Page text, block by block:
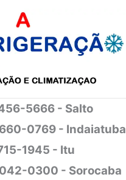
5666 - Salto
0769 - Indaiatuba
1945 - Itu
0300 - Sorocaba